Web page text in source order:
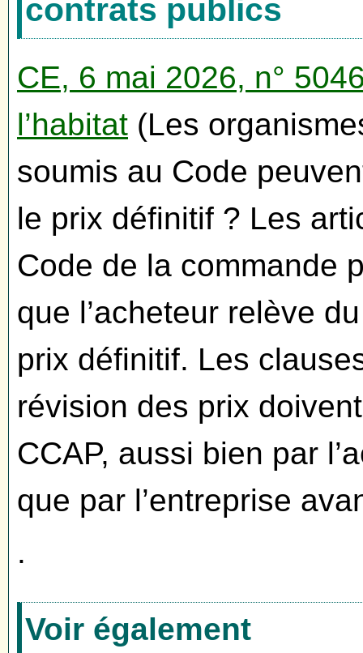
contrats publics
CE, 6 mai 2026, n°
l’habitat (Les
soumis au Code
le prix définitif ? Les
Code de la commande
que l’acheteur relève
prix définitif. Les
révision des prix
CCAP, aussi bien par
que par l’entreprise
.
Voir également